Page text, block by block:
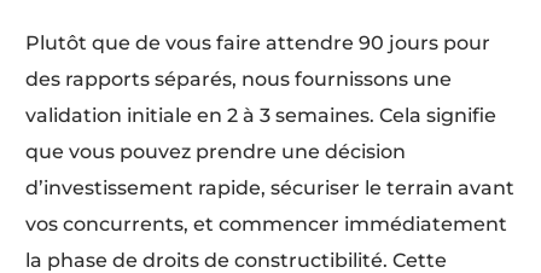
Plutôt que de vous faire attendre 90 jours pour
des rapports séparés, nous fournissons une
validation initiale en 2 à 3 semaines. Cela signifie
que vous pouvez prendre une décision
d’investissement rapide, sécuriser le terrain avant
vos concurrents, et commencer immédiatement
la phase de droits de constructibilité. Cette